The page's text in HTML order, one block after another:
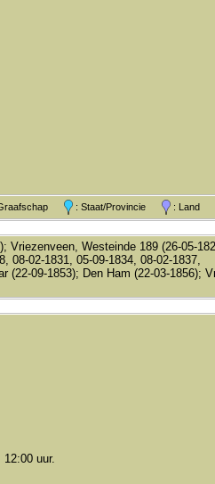
Graafschap : Staat/Provincie : Land
Vriezenveen, Westeinde 189 (26-05-
08-02-1831, 05-09-1834, 08-02-1837,
(22-09-1853); Den Ham (22-03-
uur.